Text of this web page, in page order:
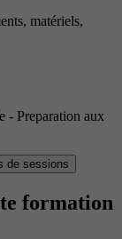
matériels,
- Preparation aux
de sessions
formation